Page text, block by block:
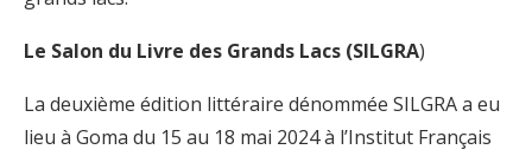
Le Salon du Livre des Grands Lacs (SILGRA)
La deuxième édition littéraire dénommée SILGRA a eu
lieu à Goma du 15 au 18 mai 2024 à l’Institut Français